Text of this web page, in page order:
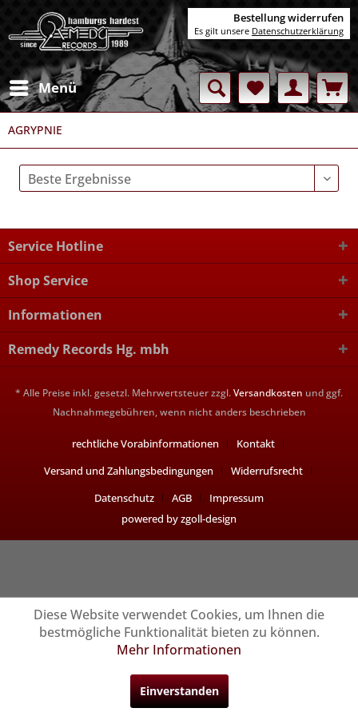
Menü
AGRYPNIE
Service Hotline
Shop Service
Informationen
Remedy Records Hg. mbh
* Alle Preise inkl. gesetzl. Mehrwertsteuer zzgl.Versandkosten und ggf.
Nachnahmegebühren, wenn nicht anders beschrieben
rechtliche Vorabinformationen
Kontakt
Versand und Zahlungsbedingungen
Widerrufsrecht
Datenschutz
AGB
Impressum
powered by zgoll-design
Bestellung widerrufen
Es gilt unsere Datenschutzerklärung
Diese Website verwendet Cookies, um Ihnen die
bestmögliche Funktionalität bieten zu können.
Mehr Informationen
Einverstanden